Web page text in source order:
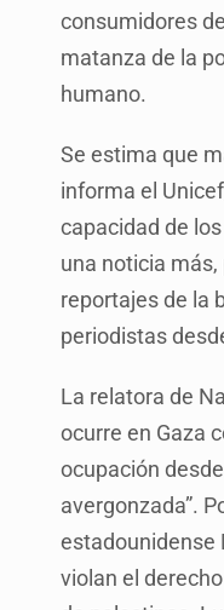
consumidores
matanza de la
humano.
Se estima que
informa el
capacidad de
una noticia
reportajes de la
periodistas
La relatora de
ocurre en Gaza
ocupación
avergonzada”.
estadounidense
violan el